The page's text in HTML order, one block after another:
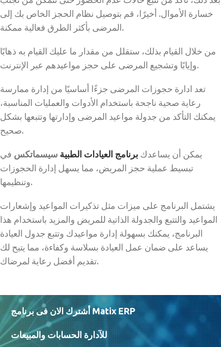
خسارة الأموال. أخيرًا، قم بتوصيل نظام الحجز الخاص بك إلى
المرضى بأكثر الطرق فعالية ممكنة.
من خلال القيام بذلك، ستقلل من مقدار ما عليك القيام به ذهابًا
وإيابًا وتشجيع المرضى على حجز مواعيدهم عبر الإنترنت.
تعد ادارة حجوزات المرضى جزءًا أساسيًا من إدارة ممارسة
رعاية صحية ناجحة باستخدام الأدوات والعمليات المناسبة،
يمكنك التأكد من جدولة مواعيد المرضى وإدارتها وتتبعها بشكل
صحيح.
يمكن أن يساعدك برنامج العيادات الطبية سيسماتكس في
تبسيط عملية حجز المريض، مما يسهل إدارة الحجوزات
وتنظيمها.
يشتمل البرنامج على ميزات مثل تذكيرات المواعيد وإشعارات
المواعيد والتتبع والجدولة الذاتية للمريض والمزيد باستخدام هذا
البرنامج، يمكنك بسهولة إدارة مواعيدك وتتبع جدول العيادة
يساعد على ضمان عمل العيادة بسلاسة وكفاءة، مما يتيح لك
تقديم أفضل رعاية لمرضاك.
أشترك الان فى برنامج Matix ERP
للآدارة الحسابات والمبيعات